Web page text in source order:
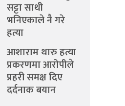
सट्टा साथी
भनिएकाले नै गरे
हत्या
आशाराम थारु हत्या
प्रकरणमा आरोपीले
प्रहरी समक्ष दिए
दर्दनाक बयान